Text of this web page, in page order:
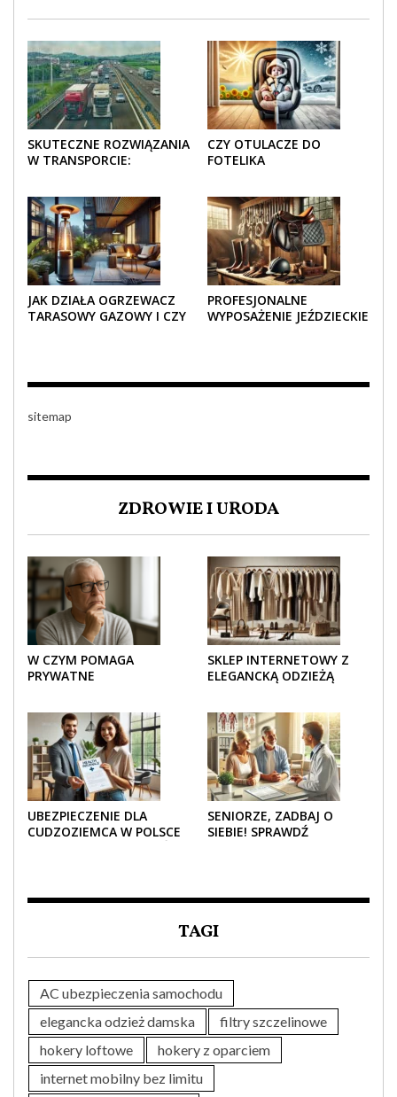
SKUTECZNE ROZWIĄZANIA
W TRANSPORCIE:
CZY OTULACZE DO
FOTELIKA
ZIMĄ?
JAK DZIAŁA OGRZEWACZ
TARASOWY GAZOWY I CZY
PROFESJONALNE
WYPOSAŻENIE JEŹDZIECKIE
sitemap
ZDROWIE I URODA
W CZYM POMAGA
PRYWATNE
SKLEP INTERNETOWY Z
ELEGANCKĄ ODZIEŻĄ
UBEZPIECZENIE DLA
CUDZOZIEMCA W POLSCE
SENIORZE, ZADBAJ O
SIEBIE! SPRAWDŹ
TAGI
AC ubezpieczenia samochodu
elegancka odzież damska
filtry szczelinowe
hokery loftowe
hokery z oparciem
internet mobilny bez limitu